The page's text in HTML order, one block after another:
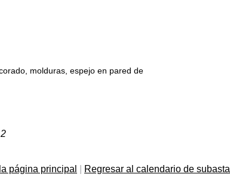
molduras, espejo en pared de
página principal Regresar al calendario de